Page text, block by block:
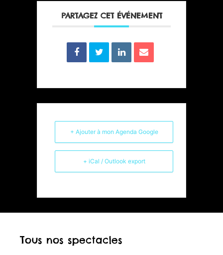
PARTAGEZ CET ÉVÉNEMENT
+ Ajouter à mon Agenda Google
+ iCal / Outlook export
Tous nos spectacles